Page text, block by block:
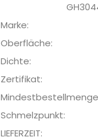
Marke:
Oberfläche:
Dichte:
Zertifikat:
Schmelzpunkt:
LIEFERZEIT: